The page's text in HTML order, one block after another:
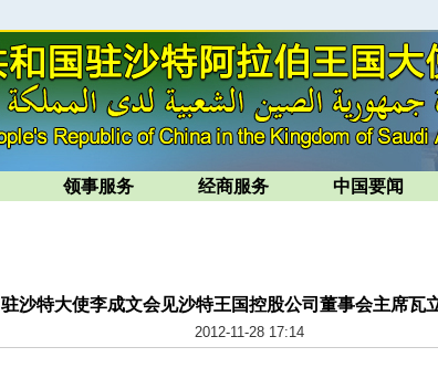
领事服务 经商服务 中国要闻
驻沙特大使李成文会见沙特王国控股公司董事会主席瓦
2012-11-28 17:14